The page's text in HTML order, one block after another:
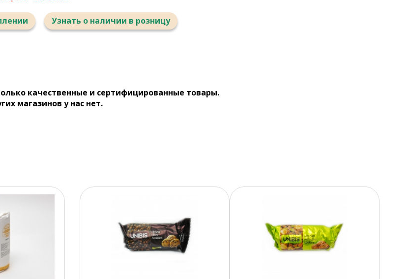
Узнать о наличии в розницу
качественные и сертифицированные товары.
магазинов у нас нет.